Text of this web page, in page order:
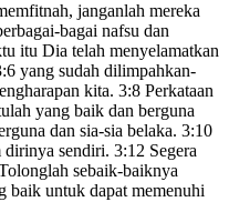
janganlah mereka
bagai nafsu dan
itu Dia telah menyelamatkan
yang sudah dilimpahkan-
kita. 3:8 Perkataan
yang baik dan berguna
dan sia-sia belaka. 3:10
dirinya sendiri. 3:12 Segera
sebaik-baiknya
baik untuk dapat memenuhi